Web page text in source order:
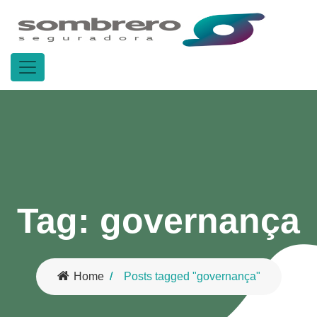
Tag: governança
Home Posts tagged "governança"